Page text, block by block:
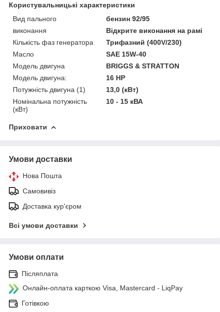
Користувальницькі характеристики
Вид пального
бензин 92/95
виконання
Відкрите виконання на рамі
Кількість фаз генератора
Трифазний (400V/230)
Масло
SAE 15W-40
Модель двигуна
BRIGGS & STRATTON
Модель двигуна:
16 HP
Потужність двигуна (1)
13,0 (кВт)
Номінальна потужність
(кВт)
10 - 15 кВА
Приховати
Умови доставки
Нова Пошта
Самовивіз
Доставка кур'єром
Всі умови доставки
Умови оплати
Післяплата
Онлайн-оплата карткою Visa, Mastercard - LiqPay
Готівкою